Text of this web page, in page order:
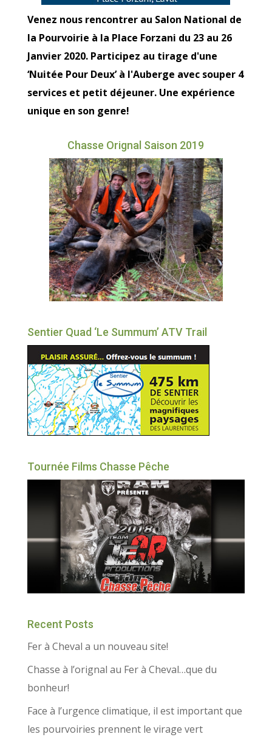
Venez nous rencontrer au Salon National de
la Pourvoirie à la Place Forzani du 23 au 26
Janvier 2020. Participez au tirage d'une
‘Nuitée Pour Deux’ à l'Auberge avec souper 4
services et petit déjeuner. Une expérience
unique en son genre!
Chasse Orignal Saison 2019
Sentier Quad ‘Le Summum’ ATV Trail
Tournée Films Chasse Pêche
Recent Posts
Fer à Cheval a un nouveau site!
Chasse à l’orignal au Fer à Cheval…que du
bonheur!
Face à l’urgence climatique, il est important que
les pourvoiries prennent le virage vert